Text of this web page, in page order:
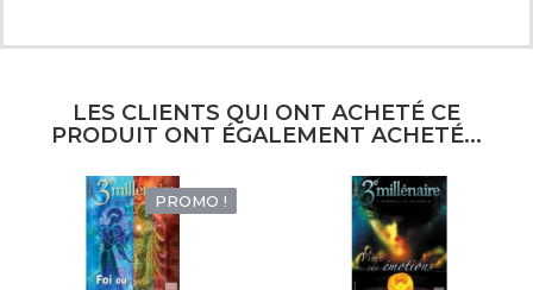
LES CLIENTS QUI ONT ACHETÉ CE
PRODUIT ONT ÉGALEMENT ACHETÉ...
PROMO !